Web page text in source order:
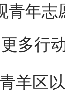
青年
多行
羊区